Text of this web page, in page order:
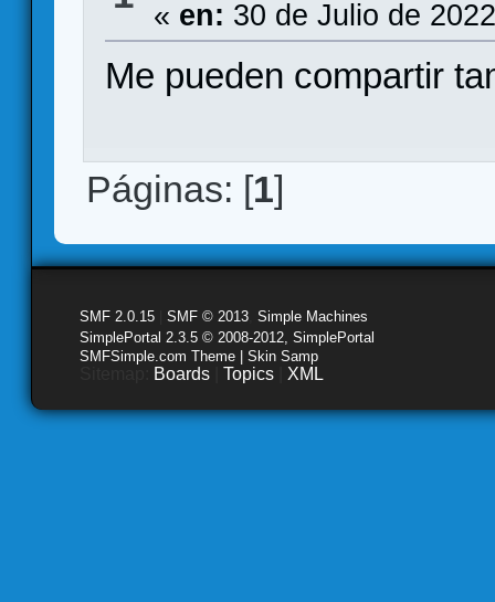
« en: 30 de Julio de
Me pueden compartir
Páginas: [1]
SMF 2.0.15 SMF © 2013 Simple Machines
SimplePortal 2.3.5 © 2008-2012, SimplePortal
SMFSimple.com Theme | Skin Samp
Boards Topics XML